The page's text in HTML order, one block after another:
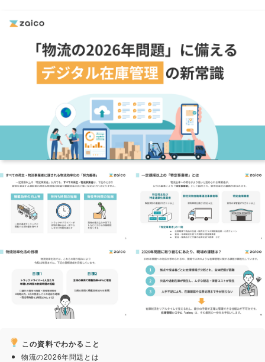
この資料でわかること
物流の2026年問題とは